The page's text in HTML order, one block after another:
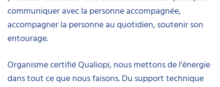
communiquer avec la personne accompagnée,
accompagner la personne au quotidien, soutenir son
entourage.
Organisme certifié Qualiopi, nous mettons de l’énergie
dans tout ce que nous faisons. Du support technique